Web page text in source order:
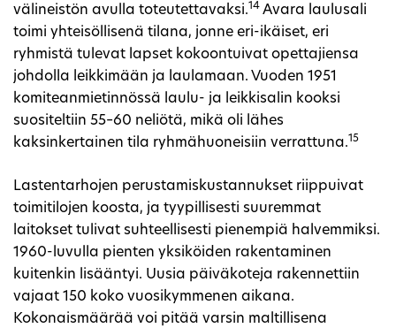
välineistön avulla toteutettavaksi.14 Avara laulusali
toimi yhteisöllisenä tilana, jonne eri-ikäiset, eri
ryhmistä tulevat lapset kokoontuivat opettajiensa
johdolla leikkimään ja laulamaan. Vuoden 1951
komiteanmietinnössä laulu- ja leikkisalin kooksi
suositeltiin 55–60 neliötä, mikä oli lähes
kaksinkertainen tila ryhmähuoneisiin verrattuna.15
Lastentarhojen perustamiskustannukset riippuivat
toimitilojen koosta, ja tyypillisesti suuremmat
laitokset tulivat suhteellisesti pienempiä halvemmiksi.
1960-luvulla pienten yksiköiden rakentaminen
kuitenkin lisääntyi. Uusia päiväkoteja rakennettiin
vajaat 150 koko vuosikymmenen aikana.
Kokonaismäärää voi pitää varsin maltillisena